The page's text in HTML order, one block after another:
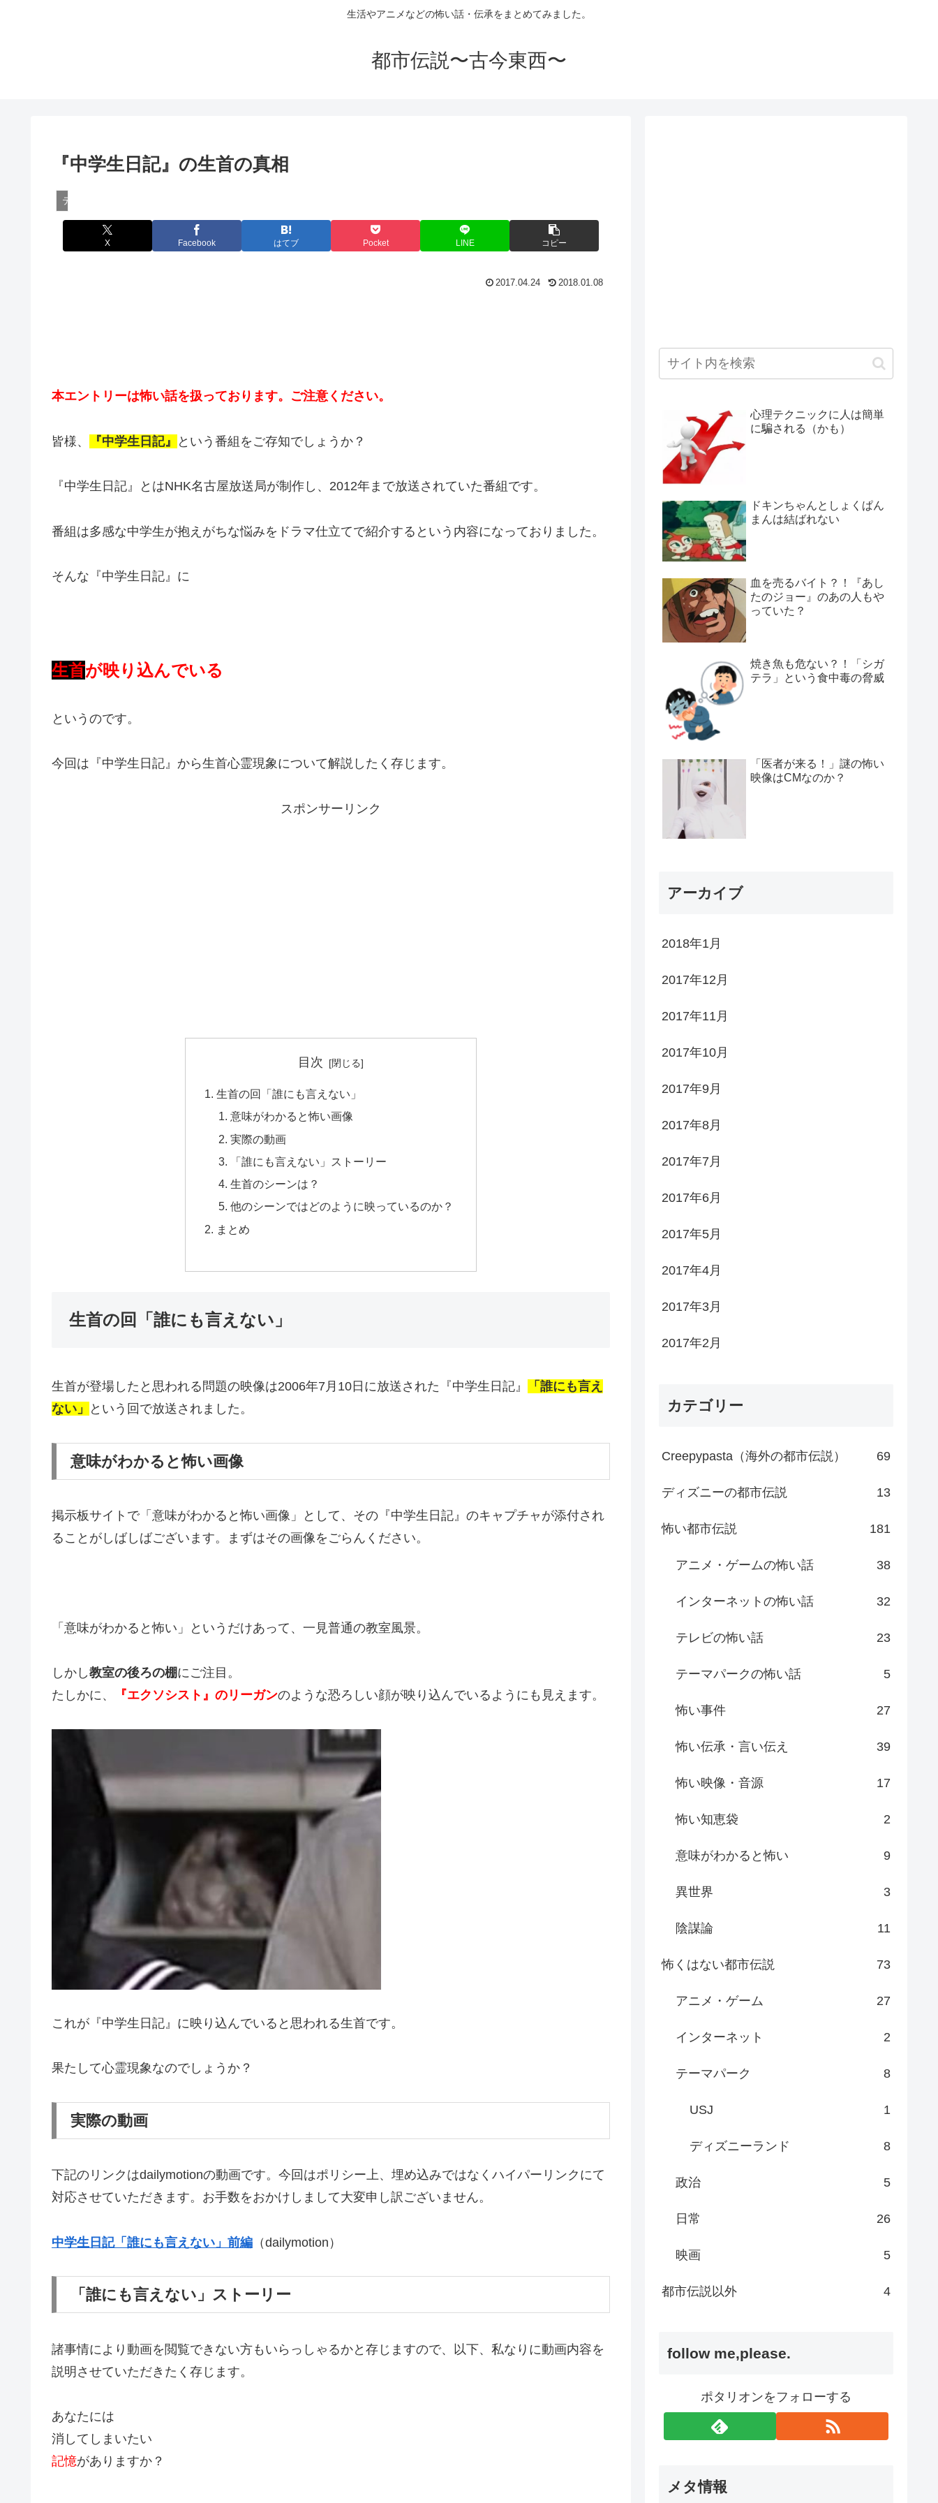
生活やアニメなどの怖い話・伝承をまとめてみました。
都市伝説〜古今東西〜
『中学生日記』の生首の真相
テレビの怖い話
X Facebook はてブ Pocket LINE コピー
2017.04.24 2018.01.08
本エントリーは怖い話を扱っております。ご注意ください。
皆様、 『中学生日記』 という番組をご存知でしょうか？
『中学生日記』とはNHK名古屋放送局が制作し、2012年まで放送されていた番組です。
番組は多感な中学生が抱えがちな悩みをドラマ仕立てで紹介するという内容になっておりました。
そんな『中学生日記』に
生首が映り込んでいる
というのです。
今回は『中学生日記』から生首心霊現象について解説したく存じます。
スポンサーリンク
目次
生首の回「誰にも言えない」
意味がわかると怖い画像
実際の動画
「誰にも言えない」ストーリー
生首のシーンは？
他のシーンではどのように映っているのか？
まとめ
生首の回「誰にも言えない」
生首が登場したと思われる問題の映像は2006年7月10日に放送された『中学生日記』
「誰にも言え
ない」
という回で放送されました。
意味がわかると怖い画像
掲示板サイトで「意味がわかると怖い画像」として、その『中学生日記』のキャプチャが添付され
ることがしばしばございます。まずはその画像をごらんください。
「意味がわかると怖い」というだけあって、一見普通の教室風景。
しかし教室の後ろの棚にご注目。
たしかに、
『エクソシスト』のリーガンのような恐ろしい顔が映り込んでいるようにも見えます。
これが『中学生日記』に映り込んでいると思われる生首です。
果たして心霊現象なのでしょうか？
実際の動画
下記のリンクはdailymotionの動画です。今回はポリシー上、埋め込みではなくハイパーリンクにて
対応させていただきます。お手数をおかけしまして大変申し訳ございません。
中学生日記「誰にも言えない」前編 （dailymotion）
「誰にも言えない」ストーリー
諸事情により動画を閲覧できない方もいらっしゃるかと存じますので、以下、私なりに動画内容を
説明させていただきたく存じます。
あなたには
消してしまいたい
記憶がありますか？
心理テクニックに人は簡単
に騙される（かも）
ドキンちゃんとしょくぱん
まんは結ばれない
血を売るバイト？！『あし
たのジョー』のあの人もや
っていた？
焼き魚も危ない？！「シガ
テラ」という食中毒の脅威
「医者が来る！」謎の怖い
映像はCMなのか？
アーカイブ
2018年1月
2017年12月
2017年11月
2017年10月
2017年9月
2017年8月
2017年7月
2017年6月
2017年5月
2017年4月
2017年3月
2017年2月
カテゴリー
Creepypasta（海外の都市伝説） 69
ディズニーの都市伝説 13
怖い都市伝説 181
アニメ・ゲームの怖い話 38
インターネットの怖い話 32
テレビの怖い話 23
テーマパークの怖い話 5
怖い事件 27
怖い伝承・言い伝え 39
怖い映像・音源 17
怖い知恵袋 2
意味がわかると怖い 9
異世界 3
陰謀論 11
怖くはない都市伝説 73
アニメ・ゲーム 27
インターネット 2
テーマパーク 8
USJ 1
ディズニーランド 8
政治 5
日常 26
映画 5
都市伝説以外 4
follow me,please.
ポタリオンをフォローする
メタ情報